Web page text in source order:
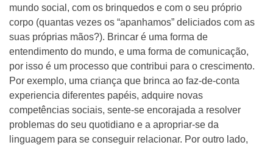
mundo social, com os brinquedos e com o seu próprio
corpo (quantas vezes os “apanhamos” deliciados com as
suas próprias mãos?). Brincar é uma forma de
entendimento do mundo, e uma forma de comunicação,
por isso é um processo que contribui para o crescimento.
Por exemplo, uma criança que brinca ao faz-de-conta
experiencia diferentes papéis, adquire novas
competências sociais, sente-se encorajada a resolver
problemas do seu quotidiano e a apropriar-se da
linguagem para se conseguir relacionar. Por outro lado,